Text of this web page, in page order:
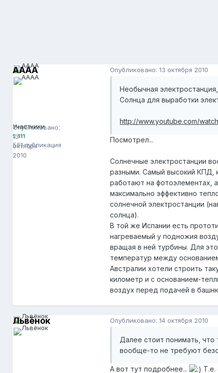
Опубликовано:
13
октября
2010
AAAA
Участники
111
561 публикация
Опубликовано:13 октября 2010
Необычная
Солнца для выработки
http://www.youtube.com/
Посмотрел...
Солнечные электростанции
разными. Самый высокий КПД,
работают на фотоэлементах,
максимально эффективно
солнечной электростанции
солнца).
В той же Испании есть
нагреваемый у подножия
вращая в ней турбины. Для
температур между
Австралии хотели строить
километр и с основанием-
воздух перед подачей в
Львёнок Опубликовано:14 октября 2010
Далее стоит понимать, что
вообще-то не требуют
А вот тут подробнее... Т.е.